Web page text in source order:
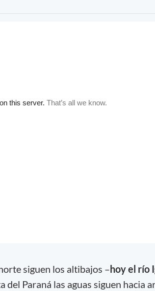
siguen los altibajos –hoy el río
del Paraná las aguas siguen hacia